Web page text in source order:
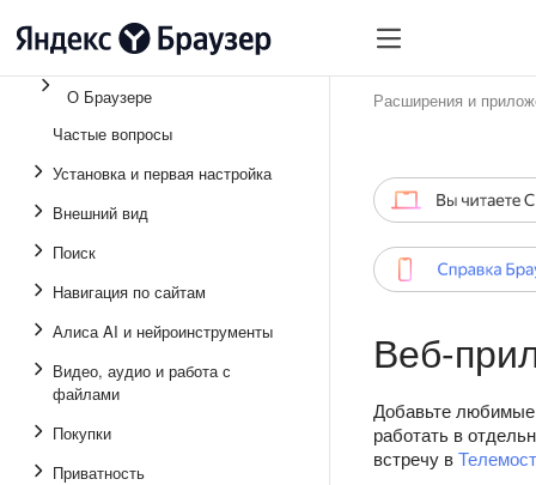
О Браузере
Частые вопросы
Установка и первая настройка
Внешний вид
Поиск
Навигация по сайтам
Алиса AI и нейроинструменты
Видео, аудио и работа с
файлами
Покупки
Приватность
Расширения и
Веб-
Добавьте
работать в
встречу в